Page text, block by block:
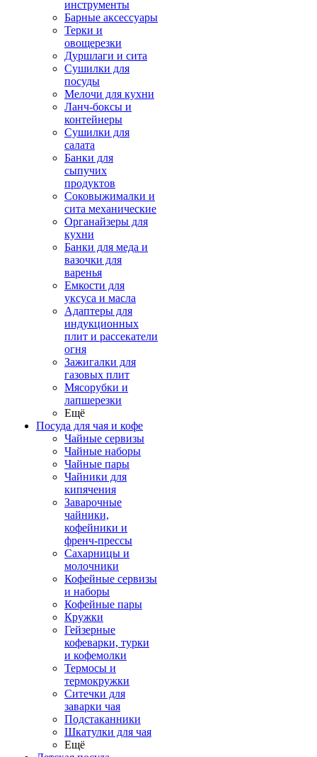
инструменты
Барные аксессуары
Терки и
овощерезки
Дуршлаги и сита
Сушилки для
посуды
Мелочи для кухни
Ланч-боксы и
контейнеры
Сушилки для
салата
Банки для
сыпучих
продуктов
Соковыжималки и
сита механические
Органайзеры для
кухни
Банки для меда и
вазочки для
варенья
Емкости для
уксуса и масла
Адаптеры для
индукционных
плит и рассекатели
огня
Зажигалки для
газовых плит
Мясорубки и
лапшерезки
Ещё
Посуда для чая и кофе
Чайные сервизы
Чайные наборы
Чайные пары
Чайники для
кипячения
Заварочные
чайники,
кофейники и
френч-прессы
Сахарницы и
молочники
Кофейные сервизы
и наборы
Кофейные пары
Кружки
Гейзерные
кофеварки, турки
и кофемолки
Термосы и
термокружки
Ситечки для
заварки чая
Подстаканники
Шкатулки для чая
Ещё